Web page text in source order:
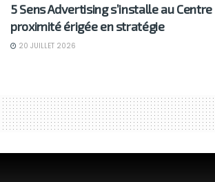
5 Sens Advertising s’installe au
proximité érigée en stratégie
20 JUILLET 2026